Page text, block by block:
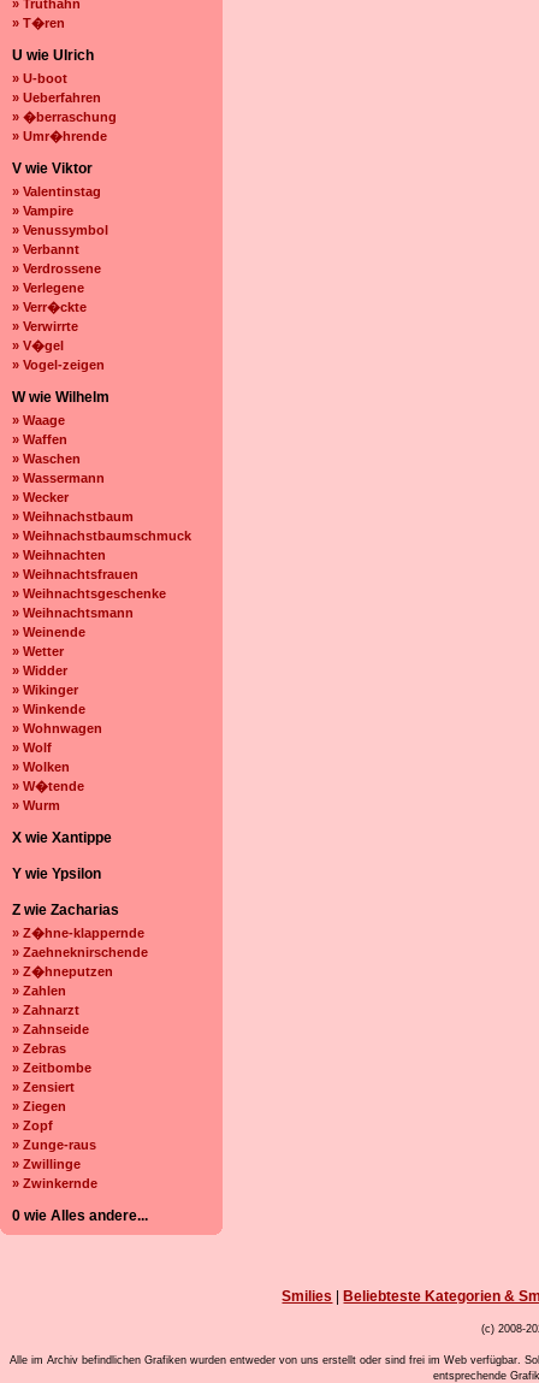
» Truthahn
» T�ren
U wie Ulrich
» U-boot
» Ueberfahren
» �berraschung
» Umr�hrende
V wie Viktor
» Valentinstag
» Vampire
» Venussymbol
» Verbannt
» Verdrossene
» Verlegene
» Verr�ckte
» Verwirrte
» V�gel
» Vogel-zeigen
W wie Wilhelm
» Waage
» Waffen
» Waschen
» Wassermann
» Wecker
» Weihnachstbaum
» Weihnachstbaumschmuck
» Weihnachten
» Weihnachtsfrauen
» Weihnachtsgeschenke
» Weihnachtsmann
» Weinende
» Wetter
» Widder
» Wikinger
» Winkende
» Wohnwagen
» Wolf
» Wolken
» W�tende
» Wurm
X wie Xantippe
Y wie Ypsilon
Z wie Zacharias
» Z�hne-klappernde
» Zaehneknirschende
» Z�hneputzen
» Zahlen
» Zahnarzt
» Zahnseide
» Zebras
» Zeitbombe
» Zensiert
» Ziegen
» Zopf
» Zunge-raus
» Zwillinge
» Zwinkernde
0 wie Alles andere...
Smilies Beliebteste Kategorien &
(c) 2008-
Alle im Archiv befindlichen Grafiken wurden entweder von uns erstellt oder sind frei im Web verfügbar.
entsprechende